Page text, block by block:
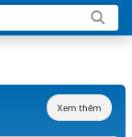
Xem thêm